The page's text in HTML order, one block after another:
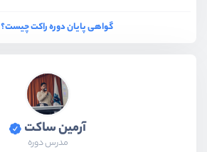
گواهی پایان دوره راکت چیست؟
آرمین ساکت
مدرس دوره